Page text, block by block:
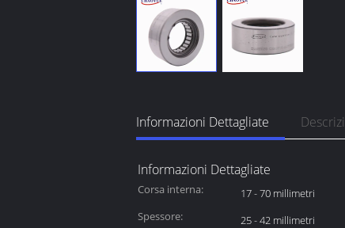
Informazioni Dettagliate
Informazioni Dettagliate
Corsa interna: 17 - 70 millimetri
Spessore:
25 - 42 millimetri